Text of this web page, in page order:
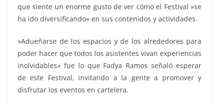
que siente un enorme gusto de ver cómo el Festival »se
ha ido diversificando» en sus contenidos y actividades.
»Adueñarse de los espacios y de los alrededores para
poder hacer que todos los asistentes vivan experiencias
inolvidables» fue lo que Fadya Ramos señaló esperar
de este Festival, invitando a la gente a promover y
disfrutar los eventos en cartelera.